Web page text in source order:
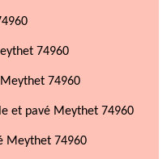
74960
74960
et pavé Meythet 74960
Meythet 74960